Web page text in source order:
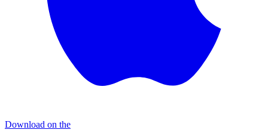
Download on the